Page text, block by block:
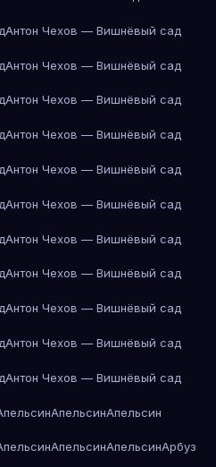
Антон Чехов — Вишнёвый сад
Антон Чехов — Вишнёвый сад
Антон Чехов — Вишнёвый сад
Антон Чехов — Вишнёвый сад
Антон Чехов — Вишнёвый сад
Антон Чехов — Вишнёвый сад
Антон Чехов — Вишнёвый сад
Антон Чехов — Вишнёвый сад
Антон Чехов — Вишнёвый сад
Антон Чехов — Вишнёвый сад
Антон Чехов — Вишнёвый сад
АпельсинАпельсин
АпельсинАпельсинАрбуз